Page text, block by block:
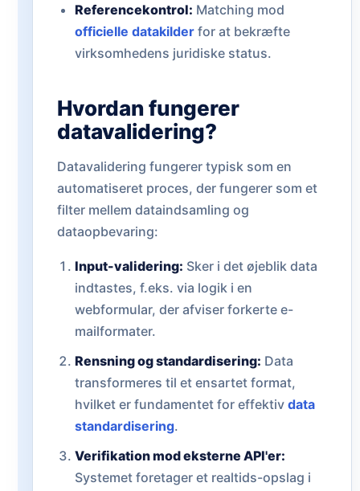
Referencekontrol: Matching mod
officielle datakilderfor at bekræfte
virksomhedens juridiske status.
Hvordan fungerer
datavalidering?
Datavalidering fungerer typisk som en
automatiseret proces, der fungerer som et
filter mellem dataindsamling og
dataopbevaring:
Input-validering: Sker i det øjeblik data
indtastes, f.eks. via logik i en
webformular, der afviser forkerte e-
mailformater.
Rensning og standardisering: Data
transformeres til et ensartet format,
hvilket er fundamentet for effektiv data
standardisering.
Verifikation mod eksterne API'er:
Systemet foretager et realtids-opslag i